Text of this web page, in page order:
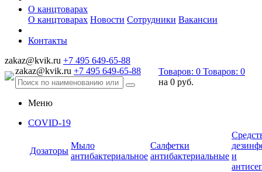
О канцтоварах
О канцтоварах Новости Сотрудники Вакансии
Контакты
zakaz@kvik.ru +7 495 649-65-88
zakaz@kvik.ru +7 495 649-65-88 Товаров: 0 Товаров: 0
на 0 руб.
Меню
COVID-19
Дозаторы
Мыло
антибактериальное
Салфетки
антибактериальные и